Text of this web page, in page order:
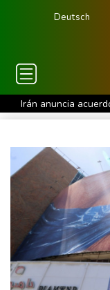
Deutsch
Irán anuncia
reapertura
aeropuerto clave
La FIFA intenta
Infantino
Debilitado,
Los rebeldes hutíes
sauditas
Debilitado,